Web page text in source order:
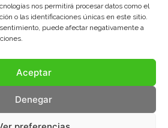
nos permitirá procesar datos como el
o las identificaciones únicas en este sitio.
puede afectar negativamente a
Aceptar
Denegar